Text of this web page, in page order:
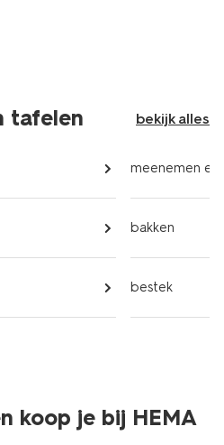
tafelen bekijk alles
meenemen en
bakken
bestek
koop je bij HEMA